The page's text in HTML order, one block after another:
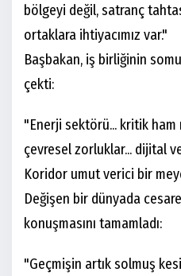
bölgeyi değil, satranç
ortaklara ihtiyacımız var."
Başbakan, iş birliğinin
çekti:
"Enerji sektörü... kritik ham
çevresel zorluklar... dijital
Koridor umut verici bir
Değişen bir dünyada
konuşmasını tamamladı:
"Geçmişin artık solmuş